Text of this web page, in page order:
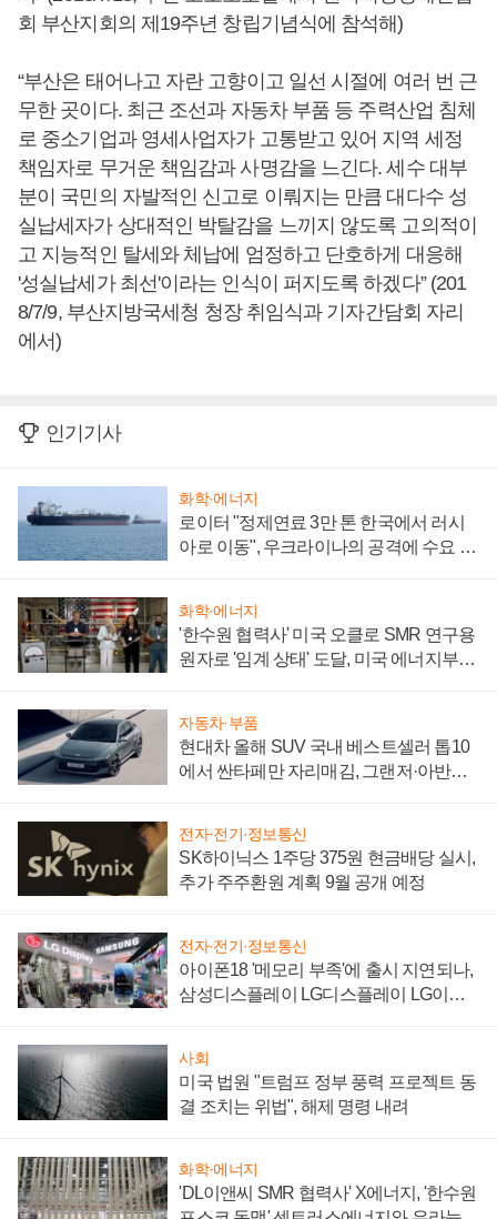
회 부산지회의 제19주년 창립기념식에 참석해)
“부산은 태어나고 자란 고향이고 일선 시절에 여러 번 근
무한 곳이다. 최근 조선과 자동차 부품 등 주력산업 침체
로 중소기업과 영세사업자가 고통받고 있어 지역 세정
책임자로 무거운 책임감과 사명감을 느긴다. 세수 대부
분이 국민의 자발적인 신고로 이뤄지는 만큼 대다수 성
실납세자가 상대적인 박탈감을 느끼지 않도록 고의적이
고 지능적인 탈세와 체납에 엄정하고 단호하게 대응해
'성실납세가 최선'이라는 인식이 퍼지도록 하겠다” (201
8/7/9, 부산지방국세청 청장 취임식과 기자간담회 자리
에서)
인기기사
화학·에너지
로이터 "정제연료 3만 톤 한국에서 러시
아로 이동", 우크라이나의 공격에 수요 늘
화학·에너지
'한수원 협력사' 미국 오클로 SMR 연구용
원자로 '임계 상태' 도달, 미국 에너지부
자동차·부품
현대차 올해 SUV 국내 베스트셀러 톱10
에서 싼타페만 자리매김, 그랜저·아반떼
전자·전기·정보통신
SK하이닉스 1주당 375원 현금배당 실시,
추가 주주환원 계획 9월 공개 예정
전자·전기·정보통신
아이폰18 '메모리 부족'에 출시 지연되나,
삼성디스플레이 LG디스플레이 LG이노
사회
미국 법원 "트럼프 정부 풍력 프로젝트 동
결 조치는 위법", 해제 명령 내려
화학·에너지
'DL이앤씨 SMR 협력사' X에너지, '한수원